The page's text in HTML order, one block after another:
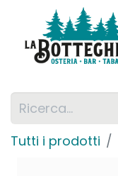
Tutti i prodotti